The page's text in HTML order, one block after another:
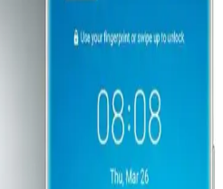
alımında cihazların yaşı,
koşulları önemlidir. Pazarlık
kötü durumda olan cihazlardan
Satın Alırken Dikkat
alırken güvenilir satıcılar ve cihaz
dayanıklılığı ve gelişmiş